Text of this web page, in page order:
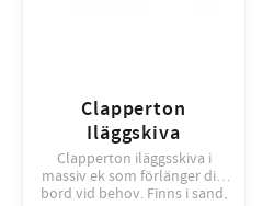
Clapperton
Iläggskiva
Clapperton iläggsskiva i
massiv ek som förlänger ditt
bord vid behov. Finns i sand,